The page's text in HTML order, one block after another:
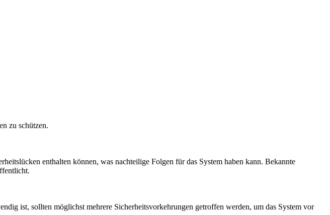
zu schützen.
enthalten können, was nachteilige Folgen für das System haben kann. Bekannte
ist, sollten möglichst mehrere Sicherheitsvorkehrungen getroffen werden, um das System vor